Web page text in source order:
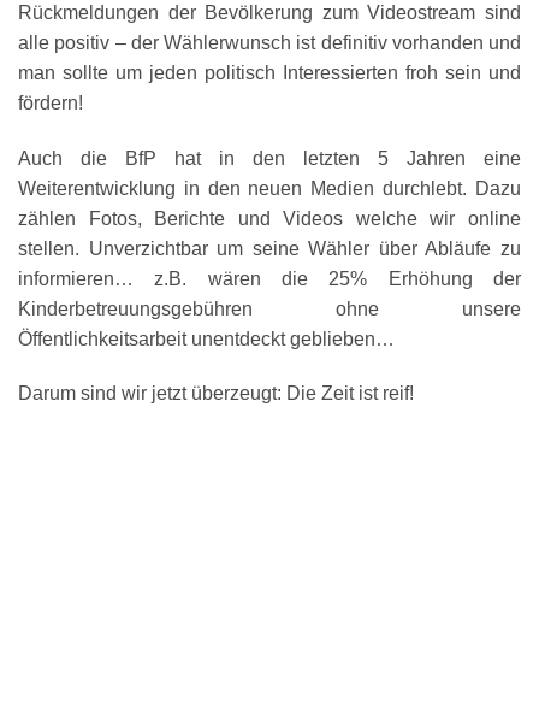
Rückmeldungen der Bevölkerung zum Videostream sind
alle positiv – der Wählerwunsch ist definitiv vorhanden und
man sollte um jeden politisch Interessierten froh sein und
fördern!
Auch die BfP hat in den letzten 5 Jahren eine
Weiterentwicklung in den neuen Medien durchlebt. Dazu
zählen Fotos, Berichte und Videos welche wir online
stellen. Unverzichtbar um seine Wähler über Abläufe zu
informieren… z.B. wären die 25% Erhöhung der
Kinderbetreuungsgebühren ohne unsere
Öffentlichkeitsarbeit unentdeckt geblieben…
Darum sind wir jetzt überzeugt: Die Zeit ist reif!